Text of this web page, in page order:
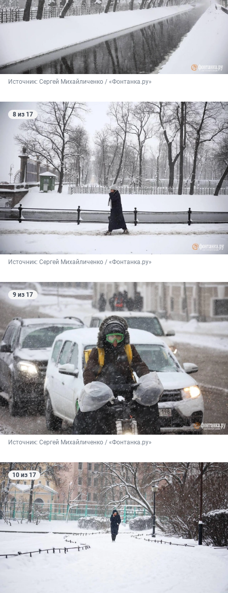
Источник: Сергей Михайличенко / «Фонтанка.ру»
8 из 17
Источник: Сергей Михайличенко / «Фонтанка.ру»
9 из 17
Источник: Сергей Михайличенко / «Фонтанка.ру»
10 из 17